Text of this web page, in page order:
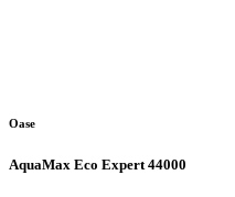
Oase
AquaMax Eco Expert 44000